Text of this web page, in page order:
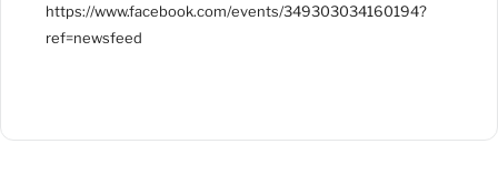
https://www.facebook.com/events/349303034160194?
ref=newsfeed